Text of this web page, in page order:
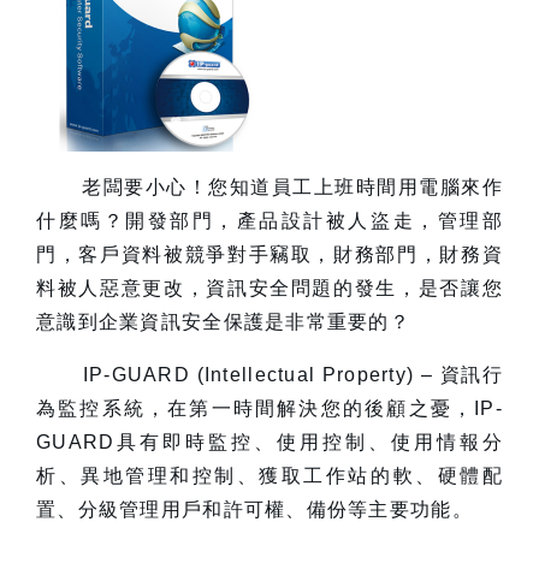
老闆要小心！您知道員工上班時間用電腦來作
什麼嗎？開發部門，產品設計被人盜走，管理部
門，客戶資料被競爭對手竊取，財務部門，財務資
料被人惡意更改，資訊安全問題的發生，是否讓您
意識到企業資訊安全保護是非常重要的？
IP-GUARD (Intellectual Property) – 資訊行
為監控系統，在第一時間解決您的後顧之憂，IP-
GUARD具有即時監控、使用控制、使用情報分
析、異地管理和控制、獲取工作站的軟、硬體配
置、分級管理用戶和許可權、備份等主要功能。